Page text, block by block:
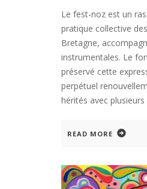
Le fest-noz est un
pratique collective
Bretagne,
instrumentales. Le
préservé cette
perpétuel
hérités avec
READ MORE